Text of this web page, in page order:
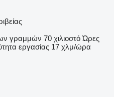
γραμμών 70 χιλιοστό Ώρες
εργασίας 17 χλμ/ώρα